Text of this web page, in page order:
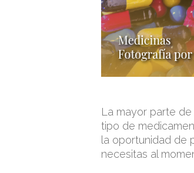
La mayor parte
tipo de
la oportunidad de
necesitas al